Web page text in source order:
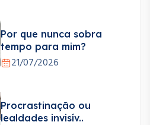
Por que nunca sobra
tempo para mim?
21/07/2026
Procrastinação ou
lealdades invisív..